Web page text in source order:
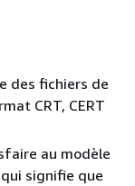
des fichiers de
CRT, CERT
au modèle
signifie que